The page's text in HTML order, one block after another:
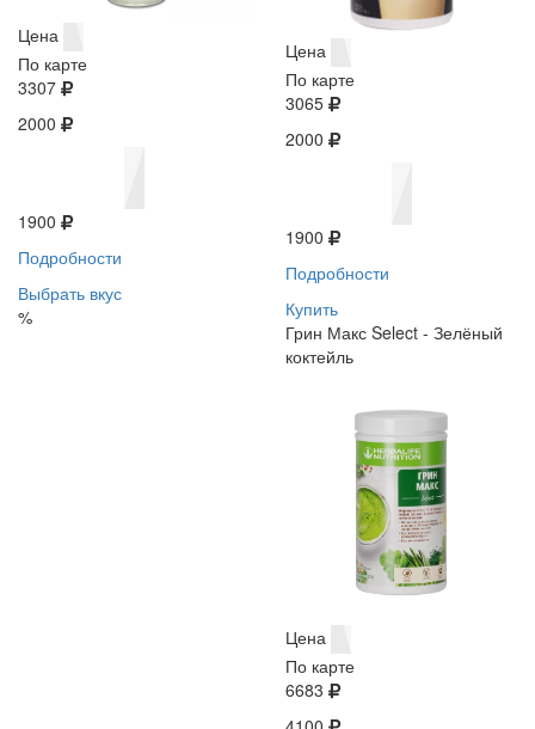
Цена
По карте
3307
2000
1900
Подробности
Выбрать вкус
%
Цена
По карте
3065
2000
1900
Подробности
Купить
Грин Макс Select - Зелёный
коктейль
Цена
По карте
6683